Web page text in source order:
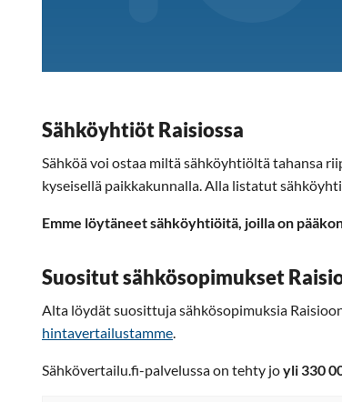
Sähköyhtiöt Raisiossa
Sähköä voi ostaa miltä sähköyhtiöltä tahansa
kyseisellä paikkakunnalla. Alla listatut
Emme löytäneet sähköyhtiöitä, joilla on
Suositut sähkösopimukset
Alta löydät suosittuja sähkösopimuksia
hintavertailustamme
Sähkövertailu.fi-palvelussa on tehty joyli 330